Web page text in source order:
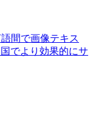
間で画像テキス
でより効果的にサ